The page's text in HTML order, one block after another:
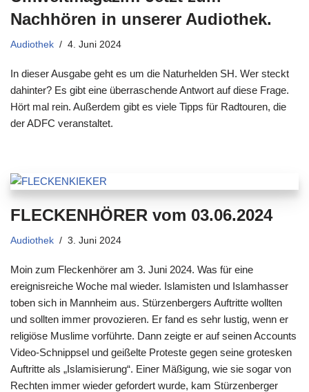
Nachhören in unserer Audiothek.
Audiothek 4. Juni 2024
In dieser Ausgabe geht es um die Naturhelden SH. Wer steckt
dahinter? Es gibt eine überraschende Antwort auf diese Frage.
Hört mal rein. Außerdem gibt es viele Tipps für Radtouren, die
der ADFC veranstaltet.
FLECKENHÖRER vom 03.06.2024
Audiothek 3. Juni 2024
Moin zum Fleckenhörer am 3. Juni 2024. Was für eine
ereignisreiche Woche mal wieder. Islamisten und Islamhasser
toben sich in Mannheim aus. Stürzenbergers Auftritte wollten
und sollten immer provozieren. Er fand es sehr lustig, wenn er
religiöse Muslime vorführte. Dann zeigte er auf seinen Accounts
Video-Schnippsel und geißelte Proteste gegen seine grotesken
Auftritte als „Islamisierung“. Einer Mäßigung, wie sie sogar von
Rechten immer wieder gefordert wurde, kam Stürzenberger